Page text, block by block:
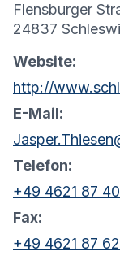
Flensburger
24837
Website:
E-Mail:
Telefon:
+49 4621 87
Fax:
+49 4621 87